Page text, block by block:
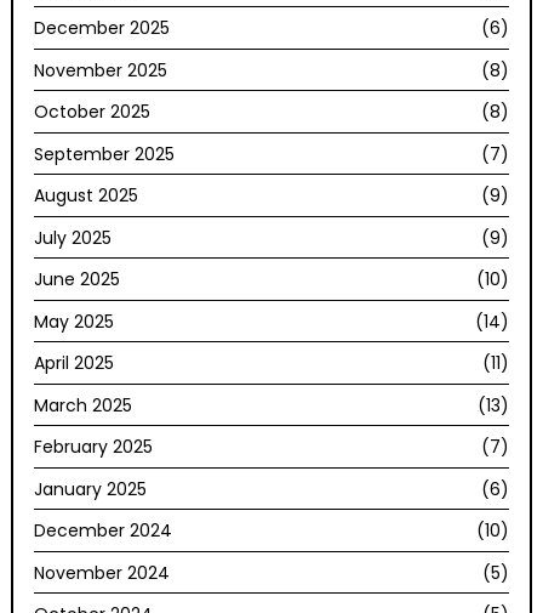
December 2025
(6)
November 2025
(8)
October 2025
(8)
September 2025
(7)
August 2025
(9)
July 2025
(9)
June 2025
(10)
May 2025
(14)
April 2025
(11)
March 2025
(13)
February 2025
(7)
January 2025
(6)
December 2024
(10)
November 2024
(5)